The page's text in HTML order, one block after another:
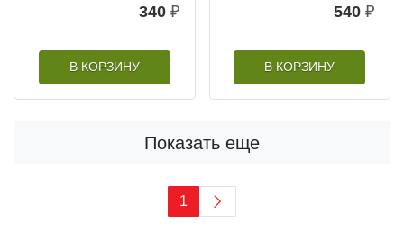
340 ₽
В КОРЗИНУ
540 ₽
В КОРЗИНУ
Показать еще
1